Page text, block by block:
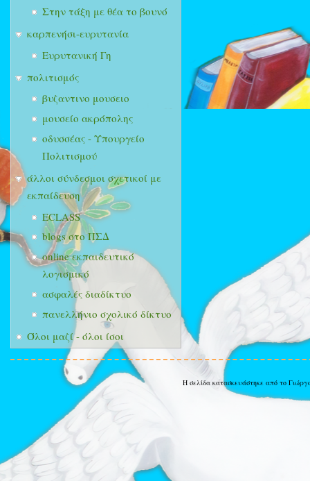
Στην τάξη με θέα το βουνό
καρπενήσι-ευρυτανία
Ευρυτανική Γη
πολιτισμός
βυζαντινο μουσειο
μουσείο ακρόπολης
οδυσσέας - Υπουργείο
Πολιτισμού
άλλοι σύνδεσμοι σχετικοί με
εκπαίδευση
ECLASS
blogs στο ΠΣΔ
online εκπαιδευτικό
λογισμικό
ασφαλές διαδίκτυο
πανελλήνιο σχολικό δίκτυο
Όλοι μαζί - όλοι ίσοι
Η σελίδα κατασκευάστηκε από το